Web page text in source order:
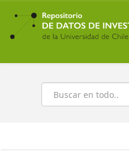
Ir
contenido
principal
Buscar